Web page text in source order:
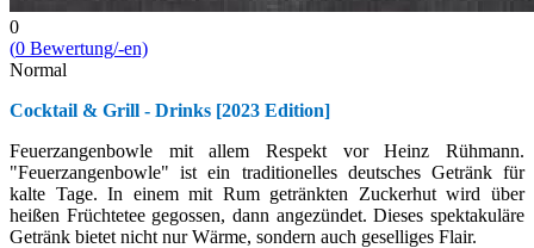
0
(0 Bewert­ung/-en)
Normal
Cocktail & Grill - Drinks [2023 Edition]
Feuerzangenbowle mit allem Respekt vor Heinz Rühmann.
"Feuerzangenbowle" ist ein traditionelles deutsches Getränk für
kalte Tage. In einem mit Rum getränkten Zuckerhut wird über
heißen Früchtetee gegossen, dann angezündet. Dieses spektakuläre
Getränk bietet nicht nur Wärme, sondern auch geselliges Flair.